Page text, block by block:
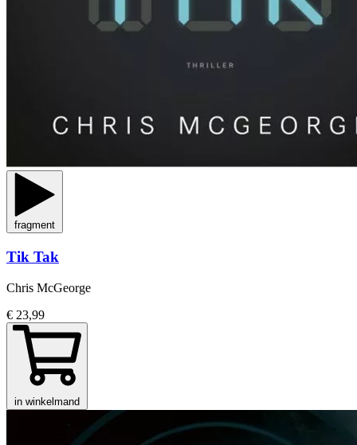
fragment
Tik Tak
Chris McGeorge
€ 23,99
in winkelmand